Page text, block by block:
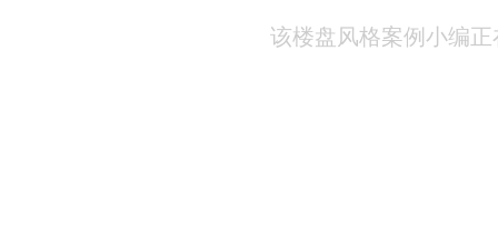
该楼盘风格案例小编